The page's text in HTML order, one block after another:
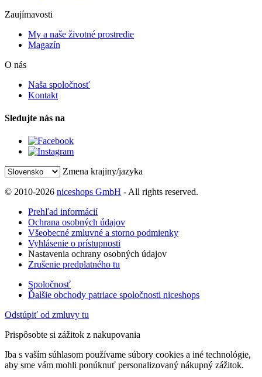
Zaujímavosti
My a naše životné prostredie
Magazín
O nás
Naša spoločnosť
Kontakt
Sledujte nás na
Zmena krajiny/jazyka
© 2010-2026 niceshops GmbH - All rights reserved.
Prehľad informácií
Ochrana osobných údajov
Všeobecné zmluvné a storno podmienky
Vyhlásenie o prístupnosti
Nastavenia ochrany osobných údajov
Zrušenie predplatného tu
Spoločnosť
Ďalšie obchody patriace spoločnosti niceshops
Odstúpiť od zmluvy tu
Prispôsobte si zážitok z nakupovania
Iba s vaším súhlasom používame súbory cookies a iné technológie,
aby sme vám mohli ponúknuť personalizovaný nákupný zážitok.